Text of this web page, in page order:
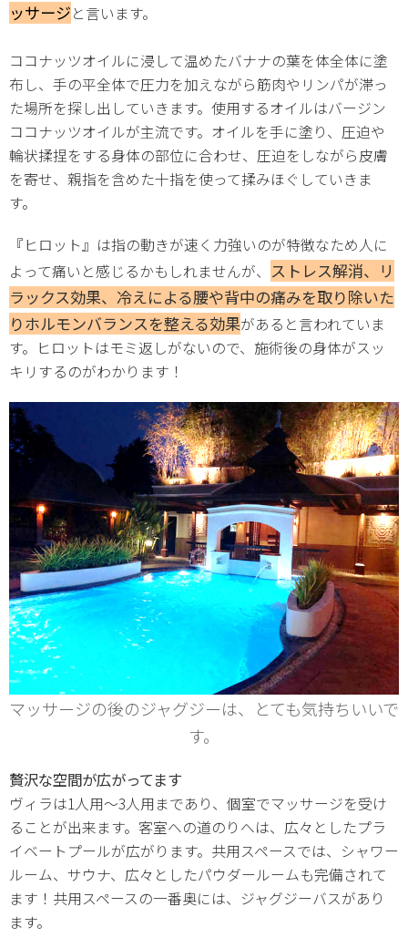
ッサージと言います。
ココナッツオイルに浸して温めたバナナの葉を体全体に塗
布し、手の平全体で圧力を加えながら筋肉やリンパが滞っ
た場所を探し出していきます。使用するオイルはバージン
ココナッツオイルが主流です。オイルを手に塗り、圧迫や
輪状揉捏をする身体の部位に合わせ、圧迫をしながら皮膚
を寄せ、親指を含めた十指を使って揉みほぐしていきま
す。
『ヒロット』は指の動きが速く力強いのが特徴なため人に
よって痛いと感じるかもしれませんが、 ストレス解消、リ
ラックス効果、冷えによる腰や背中の痛みを取り除いた
りホルモンバランスを整える効果があると言われていま
す。ヒロットはモミ返しがないので、施術後の身体がスッ
キリするのがわかります！
マッサージの後のジャグジーは、とても気持ちいいで
す。
贅沢な空間が広がってます
ヴィラは1人用～3人用まであり、個室でマッサージを受け
ることが出来ます。客室への道のりへは、広々としたプラ
イベートプールが広がります。共用スペースでは、シャワー
ルーム、サウナ、広々としたパウダールームも完備されて
ます！共用スペースの一番奥には、ジャグジーバスがあり
ます。